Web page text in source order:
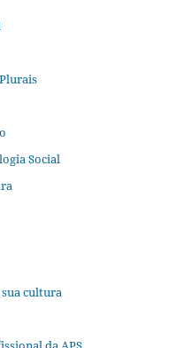
Social
cultura